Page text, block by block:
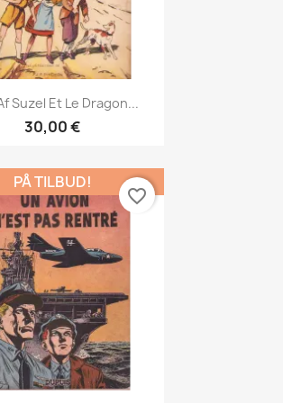
Vis her
Suzel Et Le Dragon...
30,00 €
PÅ TILBUD!
favorite_border